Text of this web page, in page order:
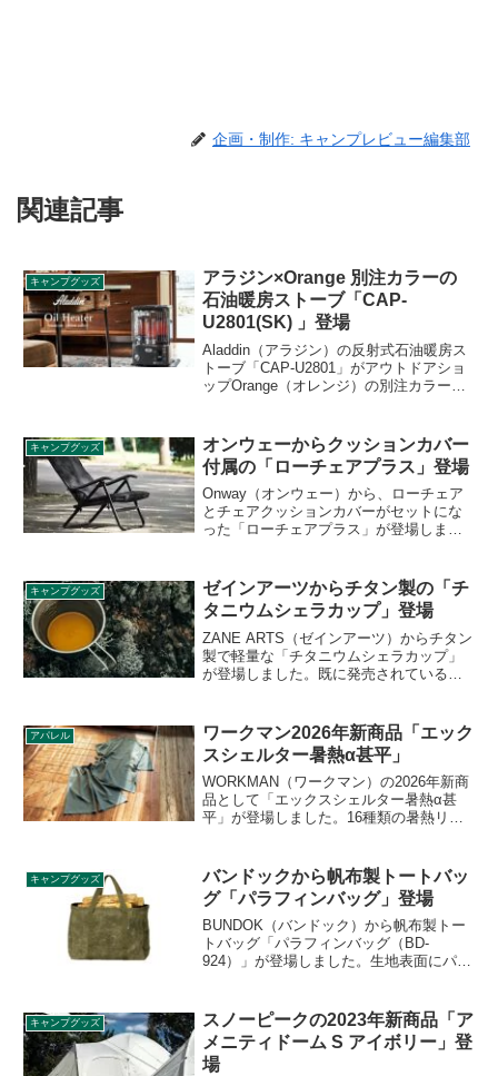
企画・制作: キャンプレビュー編集部
関連記事
キャンプグッズ
アラジン×Orange 別注カラーの
石油暖房ストーブ「CAP-
U2801(SK) 」登場
Aladdin（アラジン）の反射式石油暖房ス
トーブ「CAP-U2801」がアウトドアショ
ップOrange（オレンジ）の別注カラーで
ー）でインドアでもアウトドアでも合わ
せやすいカラーです。詳細をレビューし
ます。
キャンプグッズ
オンウェーからクッションカバー
付属の「ローチェアプラス」登場
Onway（オンウェー）から、ローチェア
とチェアクッションカバーがセットにな
った「ローチェアプラス」が登場しまし
品の登場です。詳細をレビューします。
キャンプグッズ
ゼインアーツからチタン製の「チ
タニウムシェラカップ」登場
ZANE ARTS（ゼインアーツ）からチタン
製で軽量な「チタニウムシェラカップ」
が登場しました。既に発売されているス
はステンレスの約半分です。詳細をレビ
ューします。
アパレル
ワークマン2026年新商品「エック
スシェルター暑熱α甚平」
WORKMAN（ワークマン）の2026年新商
品として「エックスシェルター暑熱α甚
平」が登場しました。16種類の暑熱リス
で、紐を結ぶだけで着脱が簡単なカジュ
アルウエアです。詳細をレビューしま
す。
キャンプグッズ
バンドックから帆布製トートバッ
グ「パラフィンバッグ」登場
BUNDOK（バンドック）から帆布製トー
トバッグ「パラフィンバッグ（BD-
924）」が登場しました。生地表面にパラ
マークが使い込むほどに経年変化を楽し
めるバッグです。詳細をレビューしま
す。
キャンプグッズ
スノーピークの2023年新商品「ア
メニティドーム S アイボリー」登
場